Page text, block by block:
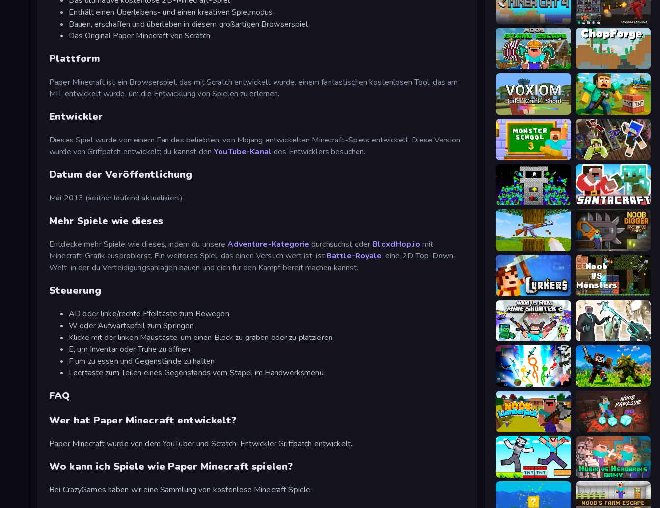
Enthält einen Überlebens- und einen kreativen Spielmodus
Bauen, erschaffen und überleben in diesem großartigen Browserspiel
Das Original Paper Minecraft von Scratch
Plattform
Paper Minecraft ist ein Browserspiel, das mit Scratch entwickelt wurde, einem fantastischen kostenlosen Tool, das am
MIT entwickelt wurde, um die Entwicklung von Spielen zu erlernen.
Entwickler
Dieses Spiel wurde von einem Fan des beliebten, von Mojang entwickelten Minecraft-Spiels entwickelt. Diese Version
wurde von Griffpatch entwickelt; du kannst denYouTube-Kanal des Entwicklers besuchen.
Datum der Veröffentlichung
Mai 2013 (seither laufend aktualisiert)
Mehr Spiele wie dieses
Entdecke mehr Spiele wie dieses, indem du unsereAdventure-Kategorie durchsuchst oder BloxdHop.io mit
Minecraft-Grafik ausprobierst. Ein weiteres Spiel, das einen Versuch wert ist, ist Battle-Royale, eine 2D-Top-Down-
Welt, in der du Verteidigungsanlagen bauen und dich für den Kampf bereit machen kannst.
Steuerung
AD oder linke/rechte Pfeiltaste zum Bewegen
W oder Aufwärtspfeil zum Springen
Klicke mit der linken Maustaste, um einen Block zu graben oder zu platzieren
E, um Inventar oder Truhe zu öffnen
F um zu essen und Gegenstände zu halten
Leertaste zum Teilen eines Gegenstands vom Stapel im Handwerksmenü
FAQ
Wer hat Paper Minecraft entwickelt?
Paper Minecraft wurde von dem YouTuber und Scratch-Entwickler Griffpatch entwickelt.
Wo kann ich Spiele wie Paper Minecraft spielen?
Bei CrazyGames haben wir eine Sammlung von kostenlose Minecraft Spiele.
Miner Cat 4 Last Play: Ragdoll Sandbox
Noob: Island Escape ChopForge
Voxiom.io Voxel Playground: Ragdoll Noob
Monster School 3 Only Up Craft
Stick Epic Fighter SantaCraft
Mine Shooter 3D Noob Digger: Pro Drill Miner
Lurkers.io Noob VS Monsters
Mine Shooter 2: Noob vs Mobs Skibidi Toilets: Infection
Stickman Epic CraftSlayer: Apocalypse
Idle Noob Lumberjack Noob Parkour 3D
Noob Gigachad: Parkour Tricks Challenge Nubik vs Herobrin's Army